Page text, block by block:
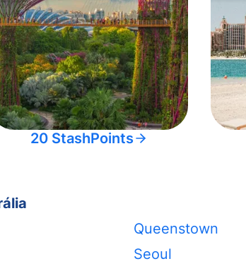
20 StashPoints
Queenstown
Seoul